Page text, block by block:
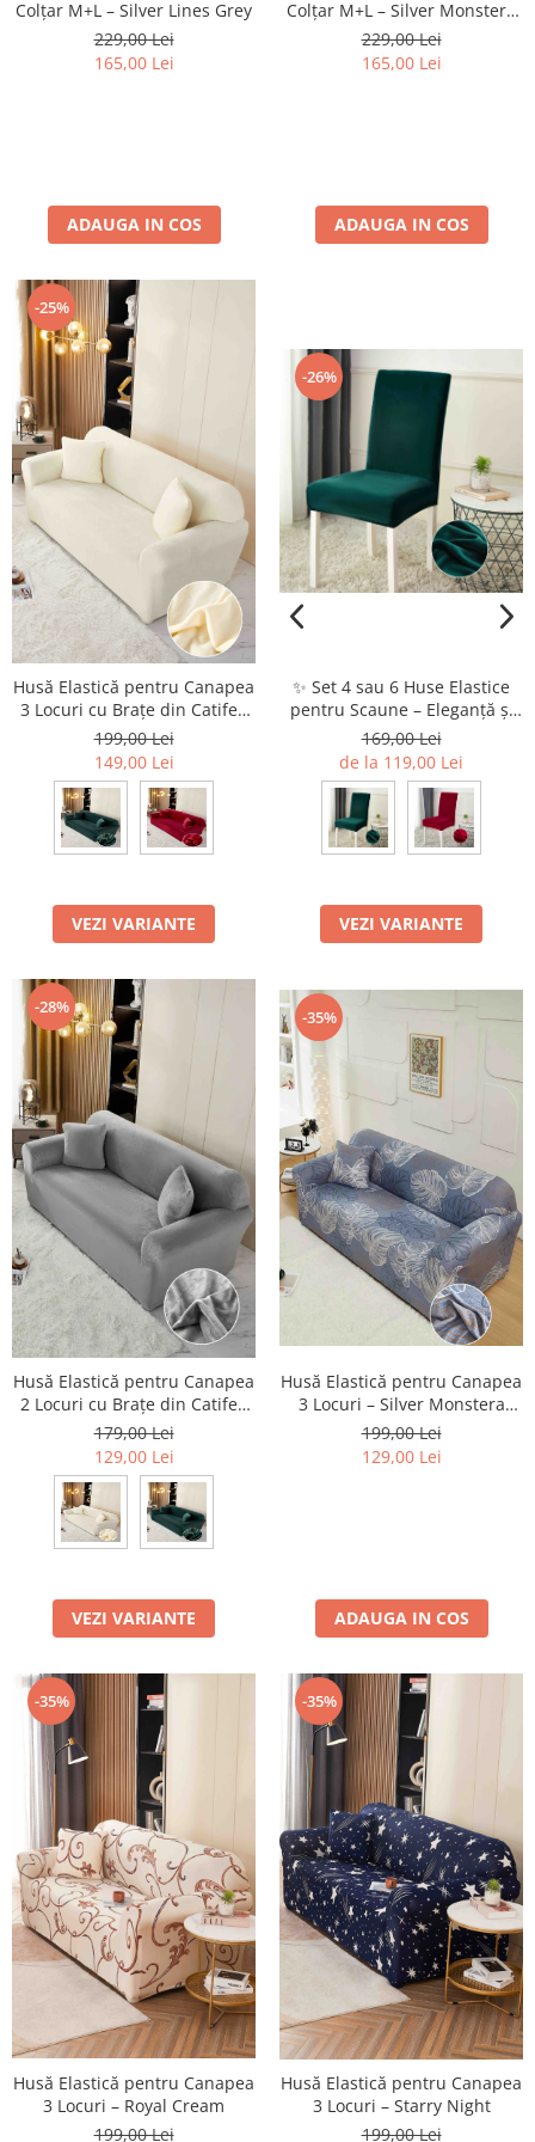
Colțar M+L – Silver Lines Grey
229,00 Lei
165,00 Lei
ADAUGA IN COS
Colțar M+L – Silver Monstera
Blue
229,00 Lei
165,00 Lei
ADAUGA IN COS
-25%
Husă Elastică pentru Canapea
3 Locuri cu Brațe din Catifea
Premium
199,00 Lei
149,00 Lei
VEZI VARIANTE
-26%
✨ Set 4 sau 6 Huse Elastice
pentru Scaune – Eleganță și
Protecție pentru Casa Ta
169,00 Lei
de la 119,00 Lei
VEZI VARIANTE
-28%
Husă Elastică pentru Canapea
2 Locuri cu Brațe din Catifea
Premium
179,00 Lei
129,00 Lei
VEZI VARIANTE
-35%
Husă Elastică pentru Canapea
3 Locuri – Silver Monstera
Blue
199,00 Lei
129,00 Lei
ADAUGA IN COS
-35%
Husă Elastică pentru Canapea
3 Locuri – Royal Cream
199,00 Lei
-35%
Husă Elastică pentru Canapea
3 Locuri – Starry Night
199,00 Lei